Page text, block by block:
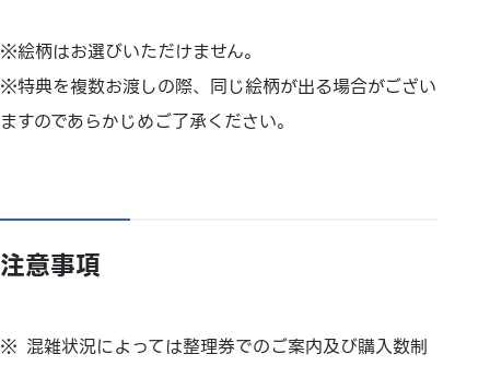
※絵柄はお選びいただけません。
※特典を複数お渡しの際、同じ絵柄が出る場合がござい
ますのであらかじめご了承ください。
注意事項
混雑状況によっては整理券でのご案内及び購入数制